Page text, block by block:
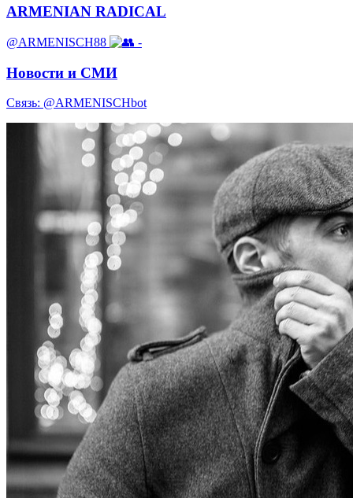
ARMENIAN RADICAL
@ARMENISCH88 -
Новости и СМИ
Связь: @ARMENISCHbot